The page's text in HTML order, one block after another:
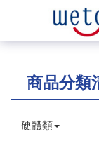
商品分類
硬體類